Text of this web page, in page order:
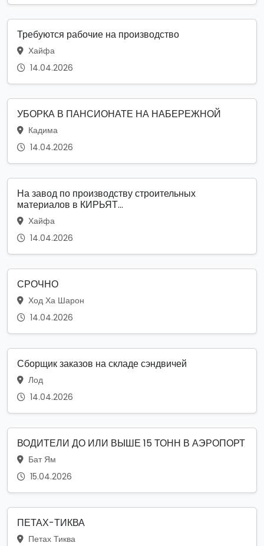
Требуются рабочие на производство
Хайфа
14.04.2026
УБОРКА В ПАНСИОНАТЕ НА НАБЕРЕЖНОЙ
Кадима
14.04.2026
На завод по производству строительных
материалов в КИРЬЯТ...
Хайфа
14.04.2026
СРОЧНО
Ход Ха Шарон
14.04.2026
Сборщик заказов на складе сэндвичей
Лод
14.04.2026
ВОДИТЕЛИ ДО ИЛИ ВЫШЕ 15 ТОНН В АЭРОПОРТ
Бат Ям
15.04.2026
ПЕТАХ-ТИКВА
Петах Тиква